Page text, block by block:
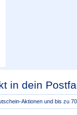
in dein
Aktionen und bis zu